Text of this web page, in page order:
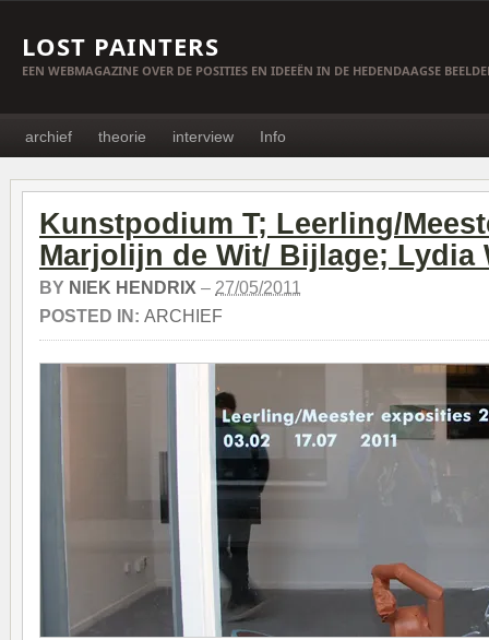
LOST PAINTERS
EEN WEBMAGAZINE OVER DE POSITIES EN IDEEËN IN DE HEDENDAAGSE
archief theorie interview Info
Kunstpodium T; Leerling/
Marjolijn de Wit/ Bijlage; Lydia
BY NIEK HENDRIX – 27/05/2011
POSTED IN: ARCHIEF